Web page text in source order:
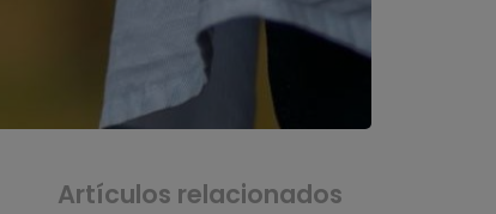
Artículos relacionados